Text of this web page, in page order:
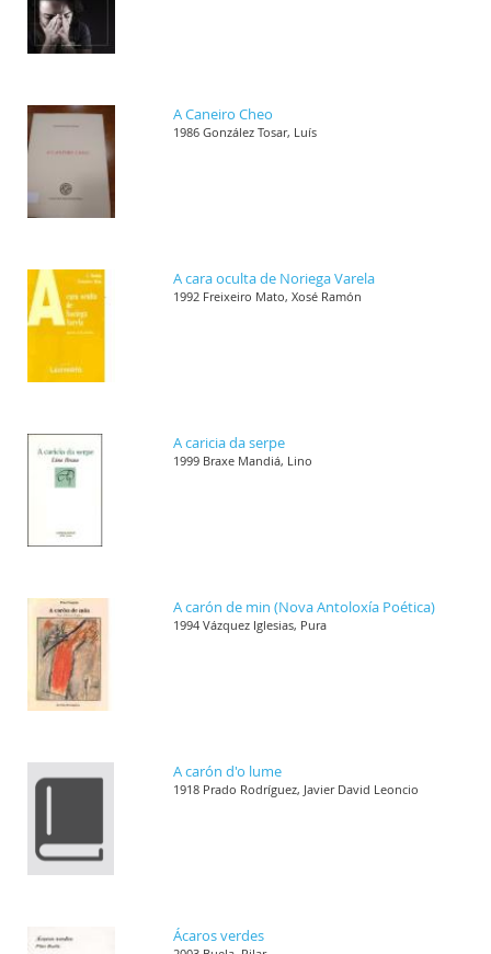
A Caneiro Cheo
1986 González Tosar, Luís
A cara oculta de Noriega Varela
1992 Freixeiro Mato, Xosé Ramón
A caricia da serpe
1999 Braxe Mandiá, Lino
A carón de min (Nova Antoloxía Poética)
1994 Vázquez Iglesias, Pura
A carón d'o lume
1918 Prado Rodríguez, Javier David Leoncio
Ácaros verdes